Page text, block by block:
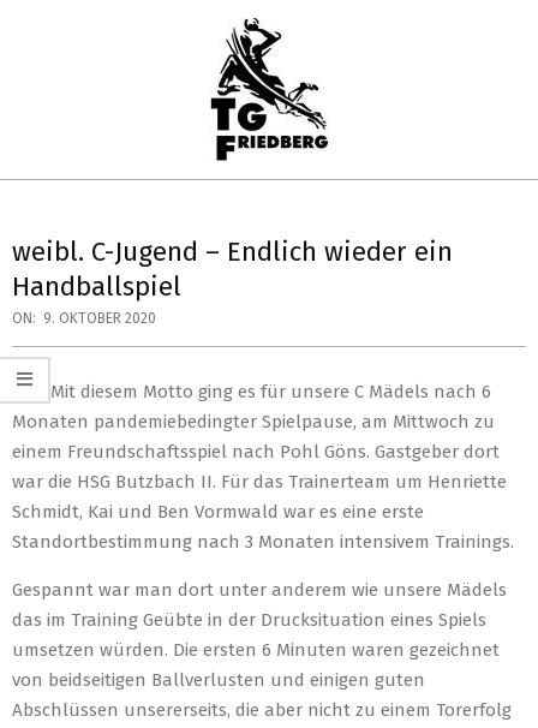
TG
HANDBALL
Menu
weibl. C-Jugend – Endlich wieder ein
Handballspiel
ON: 9. OKTOBER 2020
(ug) Mit diesem Motto ging es für unsere C Mädels nach 6
Monaten pandemiebedingter Spielpause, am Mittwoch zu
einem Freundschaftsspiel nach Pohl Göns. Gastgeber dort
war die HSG Butzbach II. Für das Trainerteam um Henriette
Schmidt, Kai und Ben Vormwald war es eine erste
Standortbestimmung nach 3 Monaten intensivem Trainings.
Gespannt war man dort unter anderem wie unsere Mädels
das im Training Geübte in der Drucksituation eines Spiels
umsetzen würden. Die ersten 6 Minuten waren gezeichnet
von beidseitigen Ballverlusten und einigen guten
Abschlüssen unsererseits, die aber nicht zu einem Torerfolg